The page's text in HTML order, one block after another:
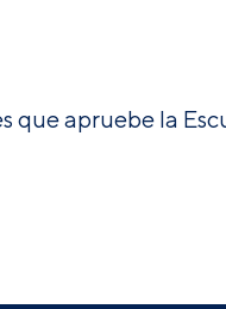
que apruebe la